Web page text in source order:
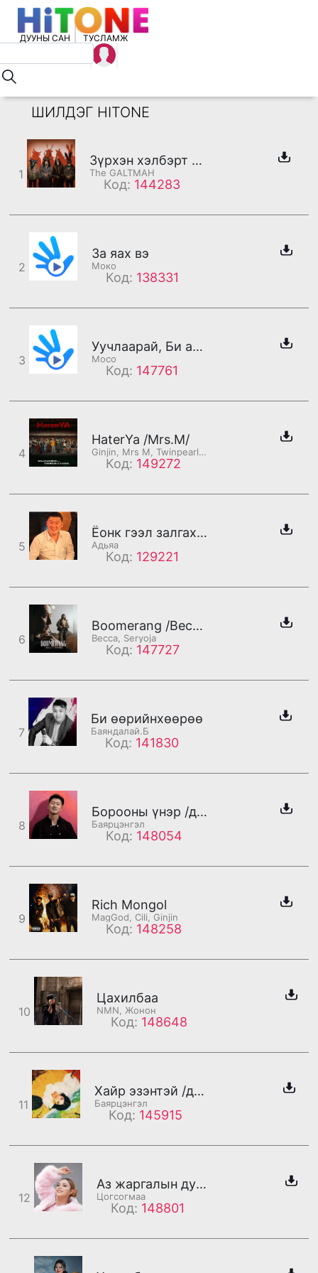
ДУУНЫ САН ТУСЛАМЖ
ШИЛДЭГ HITONE
1
Зүрхэн хэлбэрт бороо
The GALTMAH
Код: 144283
2
За яах вэ
Моко
Код: 138331
3
Уучлаарай, Би амарч байна
Moco
Код: 147761
4
HaterYa /Mrs.M/
Ginjin, Mrs M, Twinpearly, Gana
Код: 149272
5
Ёонк гээл залгах юмаа
Aдьяa
Код: 129221
6
Boomerang /Becca хэсэг/
Becca, Seryoja
Код: 147727
7
Би өөрийнхөөрөө
Баяндалай.Б
Код: 141830
8
Борооны үнэр /дахилт/
Баярцэнгэл
Код: 148054
9
Rich Mongol
MagGod, Cili, Ginjin
Код: 148258
10
Цахилбаа
NMN, Жонон
Код: 148648
11
Хайр эзэнтэй /дахилт/
Баярцэнгэл
Код: 145915
12
Аз жаргалын дуу /дахилт/
Цогсогмаа
Код: 148801